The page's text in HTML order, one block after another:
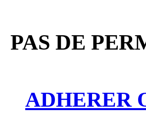
PAS DE
ADHERER